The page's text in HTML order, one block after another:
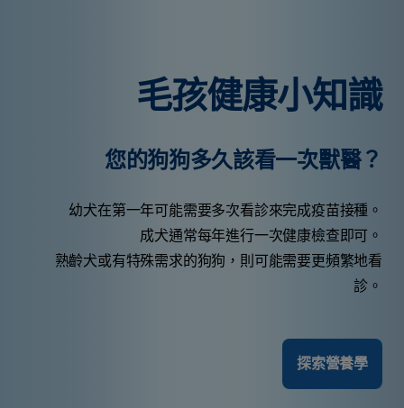
毛孩健康小知識
您的狗狗多久該看一次獸醫？
幼犬在第一年可能需要多次看診來完成疫苗接種。
成犬通常每年進行一次健康檢查即可。
熟齡犬或有特殊需求的狗狗，則可能需要更頻繁地看
診。
探索營養學